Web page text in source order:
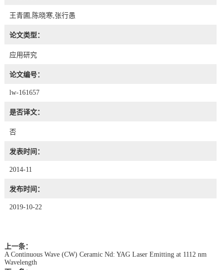
王青圃,陈晓寒,张行愚
论文类型：
应用研究
论文编号：
lw-161657
是否译文：
否
发表时间：
2014-11
发布时间：
2019-10-22
上一条：
A Continuous Wave (CW) Ceramic Nd: YAG Laser Emitting at 1112 nm
Wavelength